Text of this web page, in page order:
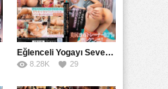
Sahip Genç Erkekler
Hikayesi izle,NSFS İçerik:
Genç Erkekler Tarafından
porno izle,NSFS İçerik: Büyük
Erkekler Tarafından Taciz
Eğlenceli Yogayı Seven Bir Kadınla Seks Deneyimi
8.28K 29